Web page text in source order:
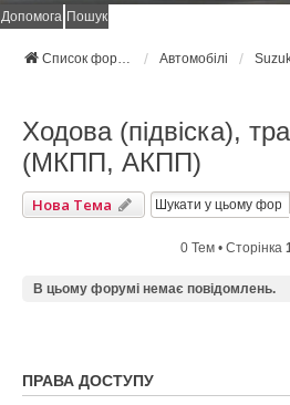
Допомога Пошук
Список форумів Suzuki Ukraine Автомобілі
Ходова (підвіска),
(МКПП, АКПП)
Нова Тема
0 Тем • Сторінка
В цьому форумі немає повідомлень.
ПРАВА ДОСТУПУ